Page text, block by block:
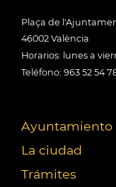
Plaça de
46002 València
Horarios: lunes a
Teléfono: 963 52 54
Ayuntamiento
La ciudad
Trámites